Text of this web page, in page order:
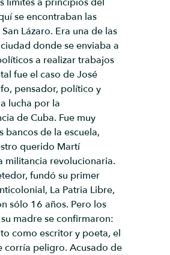
se encontraban las
Lázaro. Era una de las
donde se enviaba a
a realizar trabajos
fue el caso de José
pensador, político y
lucha por la
de Cuba. Fue muy
bancos de la escuela,
querido Martí
militancia revolucionaria.
fundó su primer
La Patria Libre,
sólo 16 años. Pero los
madre se confirmaron:
como escritor y poeta, el
corría peligro. Acusado de